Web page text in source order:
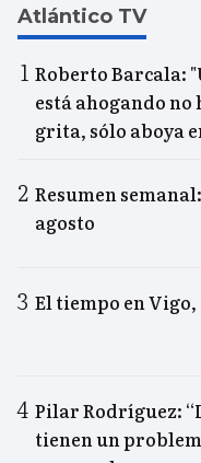
Atlántico TV
Roberto Barcala:
está ahogando no
grita, sólo aboya
Resumen
agosto
El tiempo en
Pilar Rodríguez:
tienen un